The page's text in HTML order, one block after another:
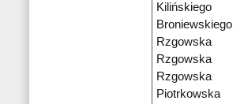
Kilińskiego
Broniewskiego
Rzgowska
Rzgowska
Rzgowska
Piotrkowska